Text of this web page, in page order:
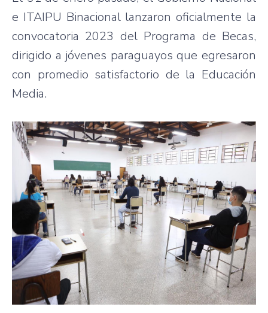
e ITAIPU Binacional lanzaron oficialmente la
convocatoria 2023 del Programa de Becas,
dirigido a jóvenes paraguayos que egresaron
con promedio satisfactorio de la Educación
Media.